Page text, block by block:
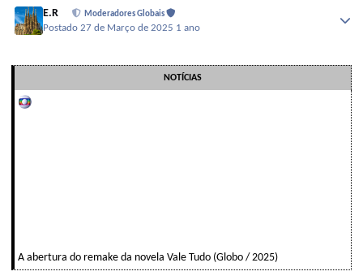
E.R Moderadores Globais
Postado27 de Março de 2025 1 ano
NOTÍCIAS
A abertura do remake da novela Vale Tudo (Globo / 2025)